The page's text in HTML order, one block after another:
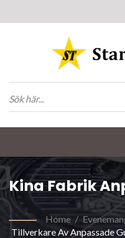
Kina Fabrik
Gummilapp
Home /
Tillverkare Av Anpassade